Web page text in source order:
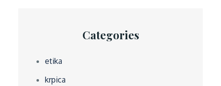
Categories
etika
krpica